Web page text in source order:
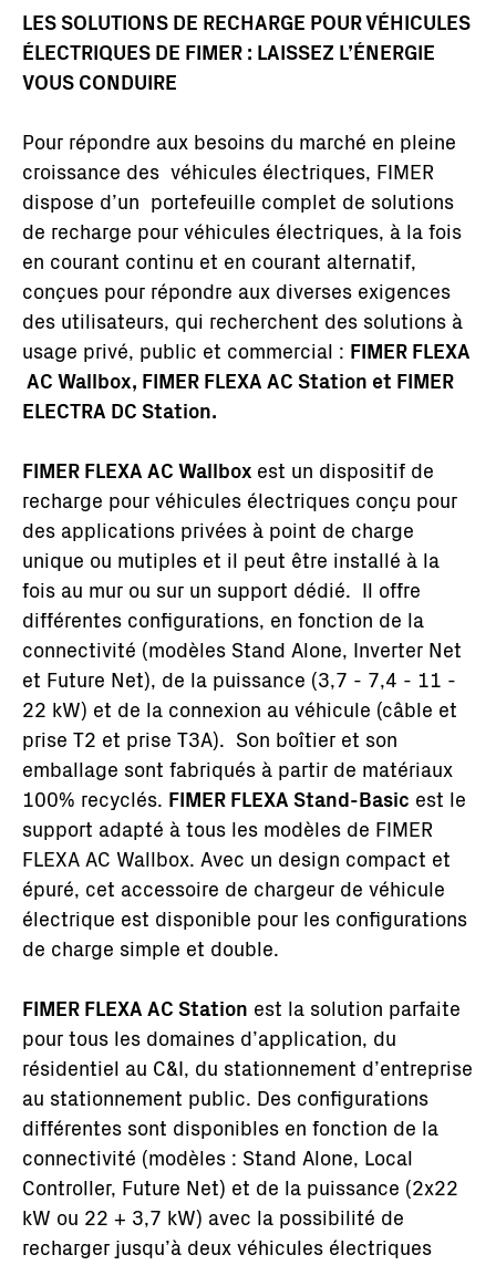
LES SOLUTIONS DE RECHARGE POUR VÉHICULES
ÉLECTRIQUES DE FIMER : LAISSEZ L’ÉNERGIE
VOUS CONDUIRE
Pour répondre aux besoins du marché en pleine
croissance des véhicules électriques, FIMER
dispose d’un portefeuille complet de solutions
de recharge pour véhicules électriques, à la fois
en courant continu et en courant alternatif,
conçues pour répondre aux diverses exigences
des utilisateurs, qui recherchent des solutions à
usage privé, public et commercial : FIMER FLEXA
AC Wallbox, FIMER FLEXA AC Station et FIMER
ELECTRA DC Station.
FIMER FLEXA AC Wallbox est un dispositif de
recharge pour véhicules électriques conçu pour
des applications privées à point de charge
unique ou mutiples et il peut être installé à la
fois au mur ou sur un support dédié. Il offre
différentes configurations, en fonction de la
connectivité (modèles Stand Alone, Inverter Net
et Future Net), de la puissance (3,7 - 7,4 - 11 -
22 kW) et de la connexion au véhicule (câble et
prise T2 et prise T3A). Son boîtier et son
emballage sont fabriqués à partir de matériaux
100% recyclés. FIMER FLEXA Stand-Basic est le
support adapté à tous les modèles de FIMER
FLEXA AC Wallbox. Avec un design compact et
épuré, cet accessoire de chargeur de véhicule
électrique est disponible pour les configurations
de charge simple et double.
FIMER FLEXA AC Station est la solution parfaite
pour tous les domaines d’application, du
résidentiel au C&I, du stationnement d’entreprise
au stationnement public. Des configurations
différentes sont disponibles en fonction de la
connectivité (modèles : Stand Alone, Local
Controller, Future Net) et de la puissance (2x22
kW ou 22 + 3,7 kW) avec la possibilité de
recharger jusqu’à deux véhicules électriques